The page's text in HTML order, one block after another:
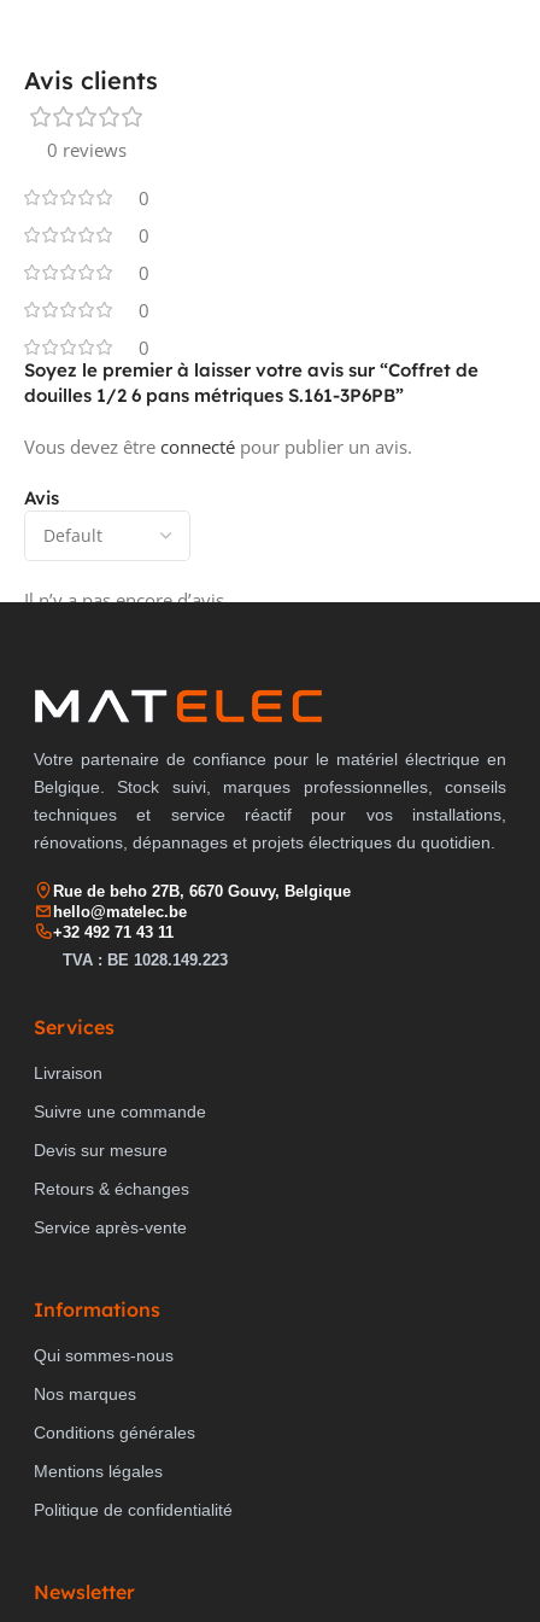
Avis clients
0 reviews
0
0
0
0
0
Avis
Il n’y a pas encore d’avis.
Soyez le premier à laisser votre avis sur “Coffret de
douilles 1/2 6 pans métriques S.161-3P6PB”
Vous devez être connecté pour publier un avis.
Votre partenaire de confiance pour le matériel électrique en
Belgique. Stock suivi, marques professionnelles, conseils
techniques et service réactif pour vos installations,
rénovations, dépannages et projets électriques du quotidien.
Rue de beho 27B, 6670 Gouvy, Belgique
hello@matelec.be
+32 492 71 43 11
TVA : BE 1028.149.223
Services
Livraison
Suivre une commande
Devis sur mesure
Retours & échanges
Service après-vente
Informations
Qui sommes-nous
Nos marques
Conditions générales
Mentions légales
Politique de confidentialité
Newsletter